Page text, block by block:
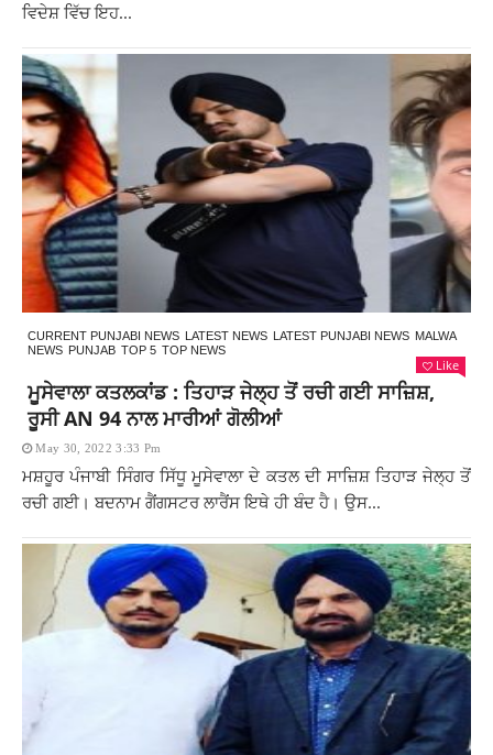
ਵਿਦੇਸ਼ ਵਿੱਚ ਇਹ...
CURRENT PUNJABI NEWS LATEST NEWS LATEST PUNJABI NEWS MALWA
NEWS PUNJAB TOP 5 TOP NEWS
Like
ਮੂਸੇਵਾਲਾ ਕਤਲਕਾਂਡ : ਤਿਹਾੜ ਜੇਲ੍ਹ ਤੋਂ ਰਚੀ ਗਈ ਸਾਜ਼ਿਸ਼,
ਰੂਸੀ AN 94 ਨਾਲ ਮਾਰੀਆਂ ਗੋਲੀਆਂ
May 30, 2022 3:33 Pm
ਮਸ਼ਹੂਰ ਪੰਜਾਬੀ ਸਿੰਗਰ ਸਿੱਧੂ ਮੂਸੇਵਾਲਾ ਦੇ ਕਤਲ ਦੀ ਸਾਜ਼ਿਸ਼ ਤਿਹਾੜ ਜੇਲ੍ਹ ਤੋਂ
ਰਚੀ ਗਈ। ਬਦਨਾਮ ਗੈਂਗਸਟਰ ਲਾਰੈਂਸ ਇਥੇ ਹੀ ਬੰਦ ਹੈ। ਉਸ...